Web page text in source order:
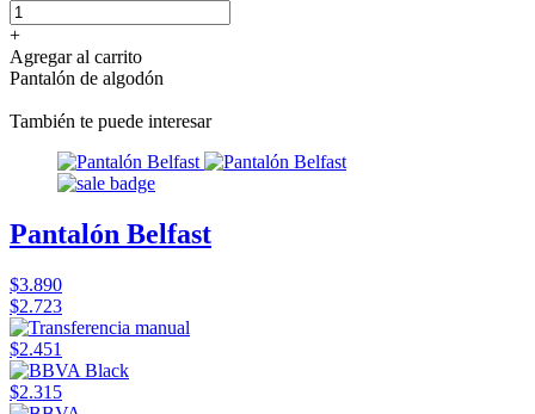
+
Agregar al carrito
Pantalón de algodón
También te puede interesar
Pantalón Belfast
$3.890
$2.723
$2.451
$2.315